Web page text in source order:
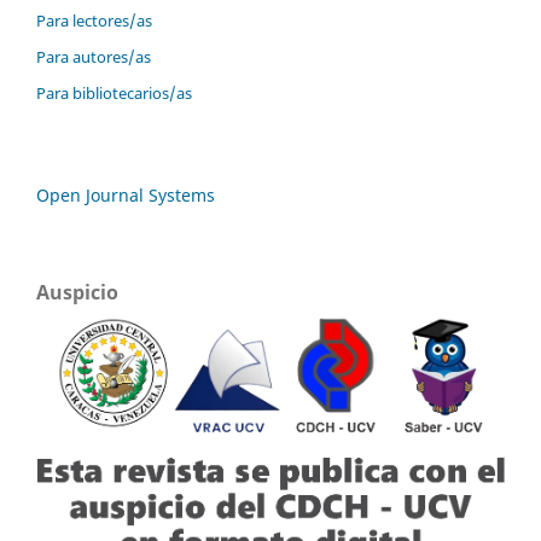
Para lectores/as
Para autores/as
Para bibliotecarios/as
Open Journal Systems
Auspicio